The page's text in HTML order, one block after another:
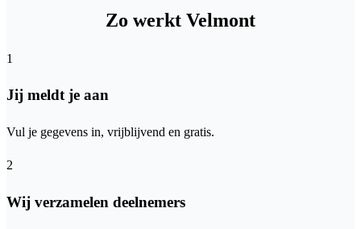
Zo werkt Velmont
1
Jij meldt je aan
Vul je gegevens in, vrijblijvend en gratis.
2
Wij verzamelen deelnemers